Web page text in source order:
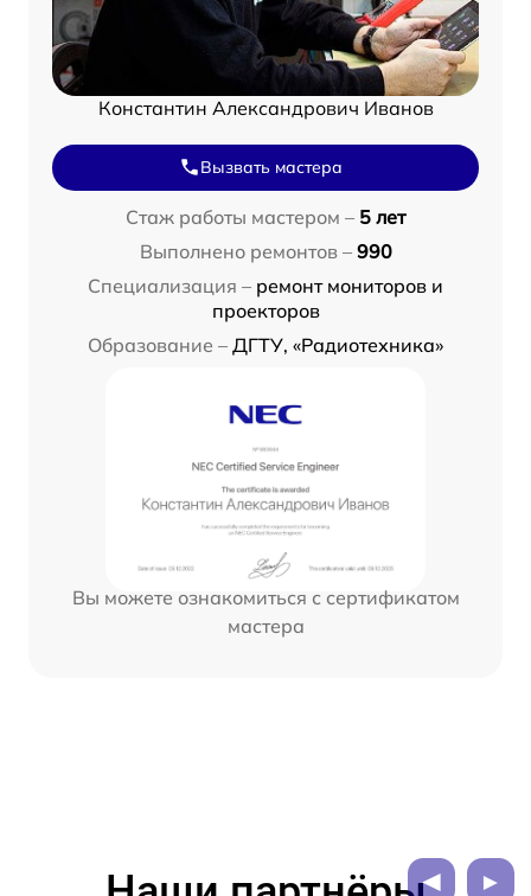
Константин Александрович Иванов
Вызвать мастера
Стаж работы мастером – 5 лет
Выполнено ремонтов – 990
Специализация – ремонт мониторов и
проекторов
Образование – ДГТУ, «Радиотехника»
Вы можете ознакомиться с сертификатом
мастера